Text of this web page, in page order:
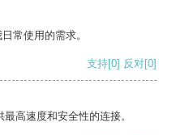
常使用的需求。
支持[0] 反对[0]
高速度和安全性的连接。